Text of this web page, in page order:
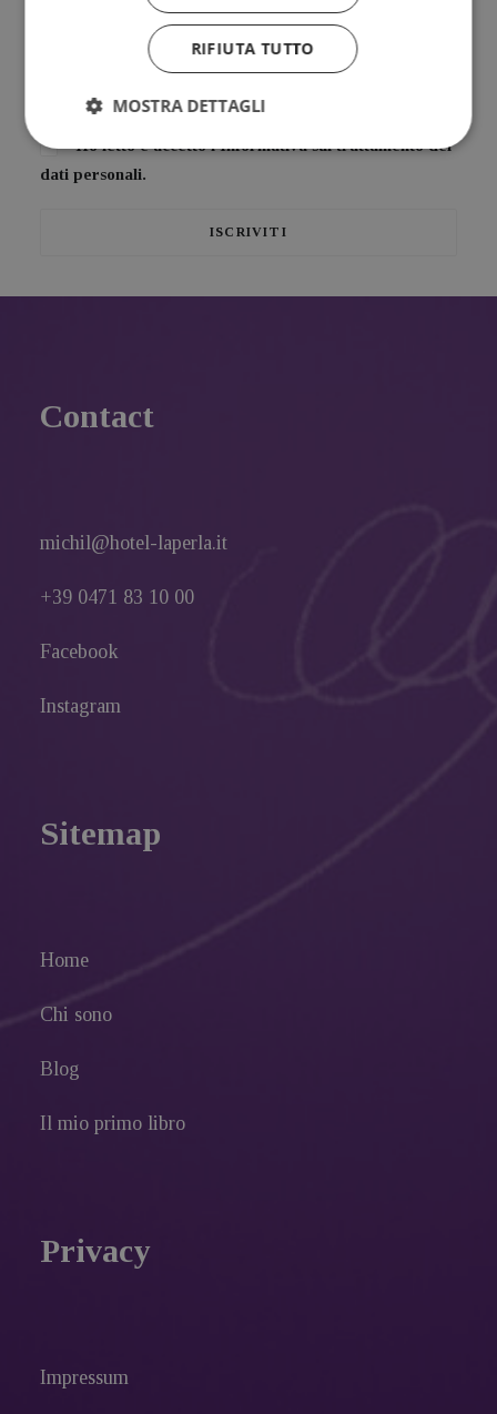
Riflessioni, provocazioni, bellezza da condividere insieme
Ho letto e accetto l'Informativa sul trattamento dei
dati personali.
Contact
michil@hotel-laperla.it
+39 0471 83 10 00
Facebook
Instagram
Sitemap
Home
Chi sono
Blog
Il mio primo libro
Privacy
Impressum
RIFIUTA TUTTO
MOSTRA DETTAGLI